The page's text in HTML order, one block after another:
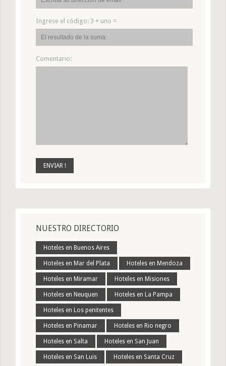
Ingrese el código: 3 + uno =
Comentario:
NUESTRO DIRECTORIO
Hoteles en Buenos Aires
Hoteles en Mar del Plata Hoteles en Mendoza
Hoteles en Miramar Hoteles en Misiones
Hoteles en Neuquen Hoteles en La Pampa
Hoteles en Los penitentes
Hoteles en Pinamar Hoteles en Rio negro
Hoteles en Salta Hoteles en San Juan
Hoteles en San Luis Hoteles en Santa Cruz